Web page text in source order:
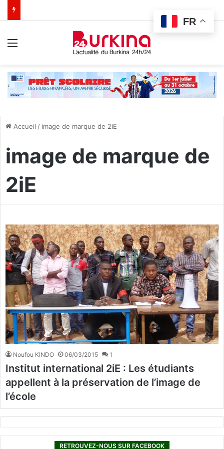
Accueil / image de marque de 2iE
image de marque de
2iE
Noufou KINDO 06/03/2015 1
Institut international 2iE : Les étudiants
appellent à la préservation de l’image de
l’école
RETROUVEZ-NOUS SUR FACEBOOK
FR